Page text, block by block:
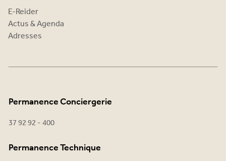
E-Reider
Actus & Agenda
Adresses
Permanence Conciergerie
37 92 92 - 400
Permanence Technique